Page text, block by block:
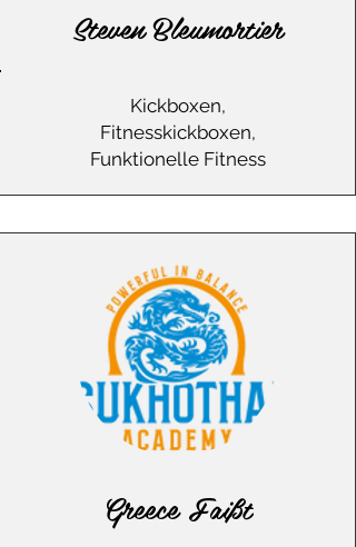
Steven Bleumortier
Kickboxen,
Fitnesskickboxen,
Funktionelle Fitness
Greece Faißt